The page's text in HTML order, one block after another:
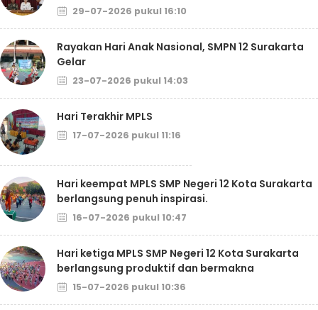
29-07-2026 pukul 16:10
Rayakan Hari Anak Nasional, SMPN 12 Surakarta
Gelar
23-07-2026 pukul 14:03
Hari Terakhir MPLS
17-07-2026 pukul 11:16
Hari keempat MPLS SMP Negeri 12 Kota Surakarta
berlangsung penuh inspirasi.
16-07-2026 pukul 10:47
Hari ketiga MPLS SMP Negeri 12 Kota Surakarta
berlangsung produktif dan bermakna
15-07-2026 pukul 10:36